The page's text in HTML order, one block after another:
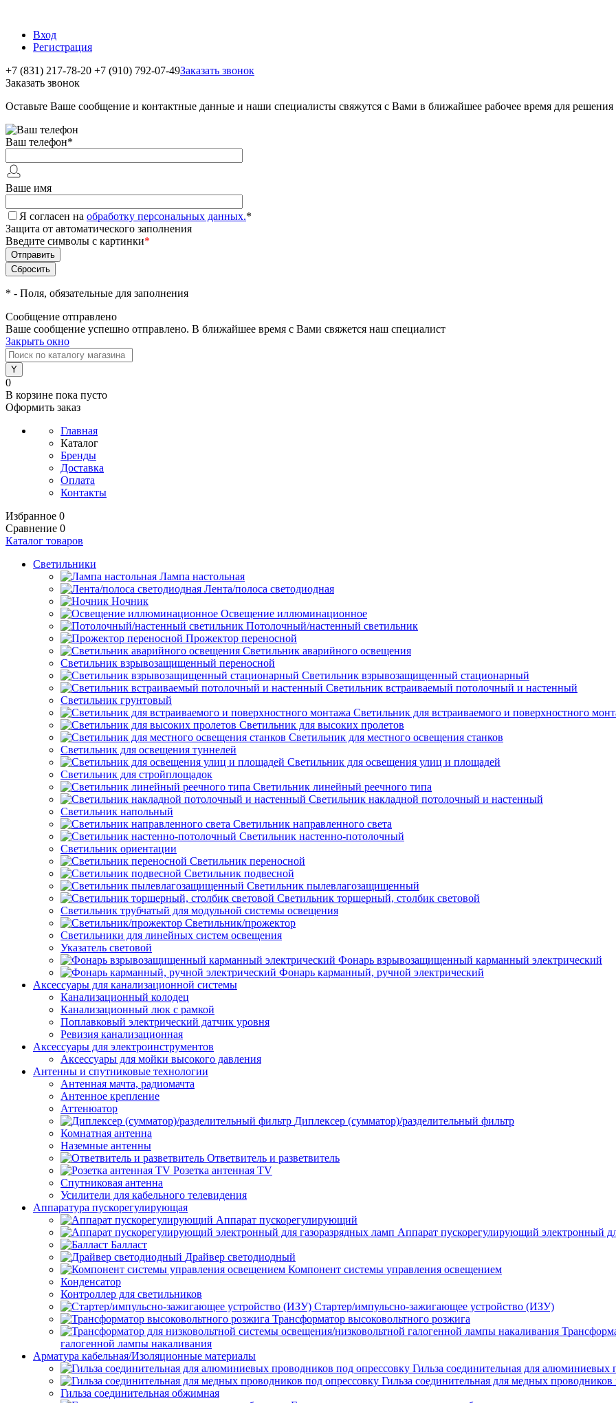
Вход
Регистрация
+7 (831) 217-78-20 +7 (910) 792-07-49Заказать звонок
Заказать звонок
Оставьте Ваше сообщение и контактные данные и наши специалисты свяжутся с Вами в ближайшее рабочее время для
Ваш телефон*
Ваше имя
Я согласен на обработку персональных данных.*
Защита от автоматического заполнения
Введите символы с картинки*
* - Поля, обязательные для заполнения
Сообщение отправлено
Ваше сообщение успешно отправлено. В ближайшее время с Вами свяжется наш специалист
Закрыть окно
0
В корзине пока пусто
Оформить заказ
Главная
Каталог
Бренды
Доставка
Оплата
Контакты
Избранное 0
Сравнение 0
Каталог товаров
Светильники
Лампа настольная
Лента/полоса светодиодная
Ночник
Освещение иллюминационное
Потолочный/настенный светильник
Прожектор переносной
Светильник аварийного освещения
Светильник взрывозащищенный переносной
Светильник взрывозащищенный стационарный
Светильник встраиваемый потолочный и настенный
Светильник грунтовый
Светильник для встраиваемого и поверхностного
Светильник для высоких пролетов
Светильник для местного освещения станков
Светильник для освещения туннелей
Светильник для освещения улиц и площадей
Светильник для стройплощадок
Светильник линейный реечного типа
Светильник накладной потолочный и настенный
Светильник напольный
Светильник направленного света
Светильник настенно-потолочный
Светильник ориентации
Светильник переносной
Светильник подвесной
Светильник пылевлагозащищенный
Светильник торшерный, столбик световой
Светильник трубчатый для модульной системы освещения
Светильник/прожектор
Светильники для линейных систем освещения
Указатель световой
Фонарь взрывозащищенный карманный электрический
Фонарь карманный, ручной электрический
Аксессуары для канализационной системы
Канализационный колодец
Канализационный люк с рамкой
Поплавковый электрический датчик уровня
Ревизия канализационная
Аксессуары для электроинструментов
Аксессуары для мойки высокого давления
Антенны и спутниковые технологии
Антенная мачта, радиомачта
Антенное крепление
Аттенюатор
Диплексер (сумматор)/разделительный фильтр
Комнатная антенна
Наземные антенны
Ответвитель и разветвитель
Розетка антенная TV
Спутниковая антенна
Усилители для кабельного телевидения
Аппаратура пускорегулирующая
Аппарат пускорегулирующий
Аппарат пускорегулирующий электронный
Балласт
Драйвер светодиодный
Компонент системы управления освещением
Конденсатор
Контроллер для светильников
Стартер/импульсно-зажигающее устройство (ИЗУ)
Трансформатор высоковольтного розжига
галогенной лампы накаливания
Арматура кабельная/Изоляционные материалы
Гильза соединительная для алюминиевых
Гильза соединительная для медных проводников
Гильза соединительная обжимная